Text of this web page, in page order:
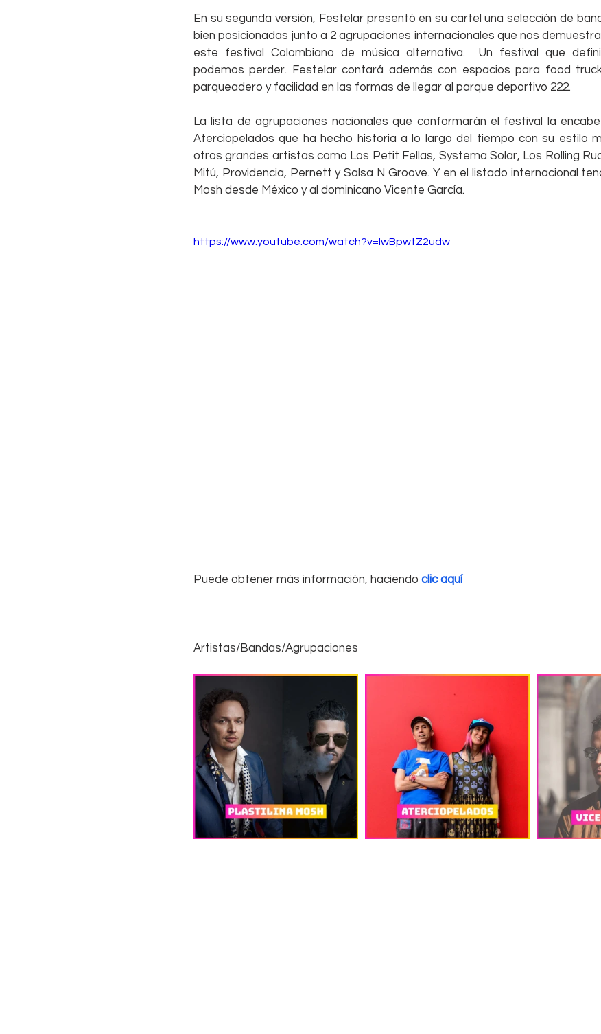
En su segunda versión, Festelar presentó en su cartel una selección de
bien posicionadas junto a 2 agrupaciones internacionales que nos
este festival Colombiano de música alternativa.  Un festival que
podemos perder. Festelar contará además con espacios para food
parqueadero y facilidad en las formas de llegar al parque deportivo 222.
La lista de agrupaciones nacionales que conformarán el festival la
Aterciopelados que ha hecho historia a lo largo del tiempo con su estilo
otros grandes artistas como Los Petit Fellas, Systema Solar, Los Rolling
Mitú, Providencia, Pernett y Salsa N Groove. Y en el listado internacional
Mosh desde México y al dominicano Vicente García.
https://www.youtube.com/watch?v=lwBpwtZ2udw
Puede obtener más información, haciendo clic aquí
Artistas/Bandas/Agrupaciones